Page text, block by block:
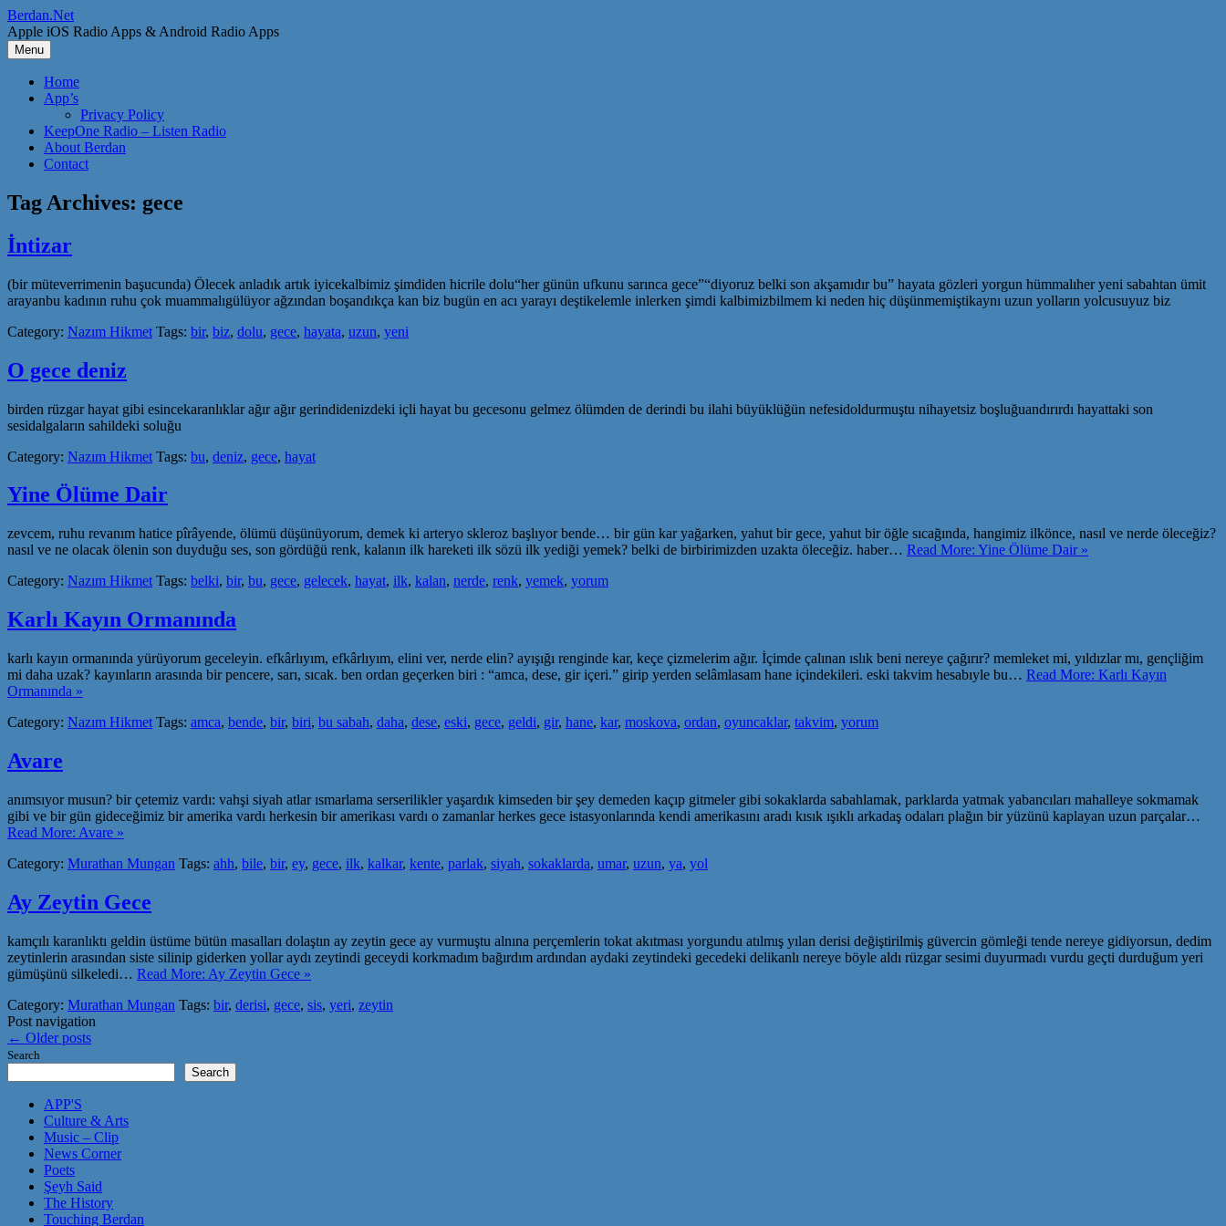
Skip
to
content
Berdan.Net
Apple iOS Radio Apps & Android Radio Apps
Menu
Home
App’s
Privacy Policy
KeepOne Radio – Listen Radio
About Berdan
Contact
Tag Archives: gece
İntizar
(bir müteverrimenin başucunda) Ölecek anladık artık iyicekalbimiz şimdiden hicrile dolu“her günün ufkunu sarınca gece”“diyoruz belki son akşamıdır bu” hayata gözleri yorgun hümmalıher yeni sabahtan ümit
arayanbu kadının ruhu çok muammalıgülüyor ağzından boşandıkça kan biz bugün en acı yarayı deştikelemle inlerken şimdi kalbimizbilmem ki neden hiç düşünmemiştikaynı uzun yolların yolcusuyuz biz
Category: Nazım Hikmet Tags: bir, biz, dolu, gece, hayata, uzun, yeni
O gece deniz
birden rüzgar hayat gibi esincekaranlıklar ağır ağır gerindidenizdeki içli hayat bu gecesonu gelmez ölümden de derindi bu ilahi büyüklüğün nefesidoldurmuştu nihayetsiz boşluğuandırırdı hayattaki son
sesidalgaların sahildeki soluğu
Category: Nazım Hikmet Tags: bu, deniz, gece, hayat
Yine Ölüme Dair
zevcem, ruhu revanım hatice pîrâyende, ölümü düşünüyorum, demek ki arteryo skleroz başlıyor bende… bir gün kar yağarken, yahut bir gece, yahut bir öğle sıcağında, hangimiz ilkönce, nasıl ve nerde öleceğiz?
nasıl ve ne olacak ölenin son duyduğu ses, son gördüğü renk, kalanın ilk hareketi ilk sözü ilk yediği yemek? belki de birbirimizden uzakta öleceğiz. haber… Read More: Yine Ölüme Dair »
Category: Nazım Hikmet Tags: belki, bir, bu, gece, gelecek, hayat, ilk, kalan, nerde, renk, yemek, yorum
Karlı Kayın Ormanında
karlı kayın ormanında yürüyorum geceleyin. efkârlıyım, efkârlıyım, elini ver, nerde elin? ayışığı renginde kar, keçe çizmelerim ağır. İçimde çalınan ıslık beni nereye çağırır? memleket mi, yıldızlar mı, gençliğim
mi daha uzak? kayınların arasında bir pencere, sarı, sıcak. ben ordan geçerken biri : “amca, dese, gir içeri.” girip yerden selâmlasam hane içindekileri. eski takvim hesabıyle bu… Read More: Karlı Kayın
Ormanında »
Category: Nazım Hikmet Tags: amca, bende, bir, biri, bu sabah, daha, dese, eski, gece, geldi, gir, hane, kar, moskova, ordan, oyuncaklar, takvim, yorum
Avare
anımsıyor musun? bir çetemiz vardı: vahşi siyah atlar ısmarlama serserilikler yaşardık kimseden bir şey demeden kaçıp gitmeler gibi sokaklarda sabahlamak, parklarda yatmak yabancıları mahalleye sokmamak
gibi ve bir gün gideceğimiz bir amerika vardı herkesin bir amerikası vardı o zamanlar herkes gece istasyonlarında kendi amerikasını aradı kısık ışıklı arkadaş odaları plağın bir yüzünü kaplayan uzun parçalar…
Read More: Avare »
Category: Murathan Mungan Tags: ahh, bile, bir, ey, gece, ilk, kalkar, kente, parlak, siyah, sokaklarda, umar, uzun, ya, yol
Ay Zeytin Gece
kamçılı karanlıktı geldin üstüme bütün masalları dolaştın ay zeytin gece ay vurmuştu alnına perçemlerin tokat akıtması yorgundu atılmış yılan derisi değiştirilmiş güvercin gömleği tende nereye gidiyorsun, dedim
zeytinlerin arasından siste silinip giderken yollar aydı zeytindi geceydi korkmadım bağırdım ardından aydaki zeytindeki gecedeki delikanlı nereye böyle aldı rüzgar sesimi duyurmadı vurdu geçti durduğum yeri
gümüşünü silkeledi… Read More: Ay Zeytin Gece »
Category: Murathan Mungan Tags: bir, derisi, gece, sis, yeri, zeytin
Post navigation
← Older posts
Search
Search
APP'S
Culture & Arts
Music – Clip
News Corner
Poets
Şeyh Said
The History
Touching Berdan